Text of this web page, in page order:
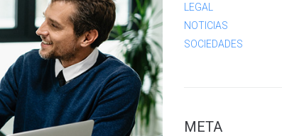
LEGAL
NOTICIAS
SOCIEDADES
META